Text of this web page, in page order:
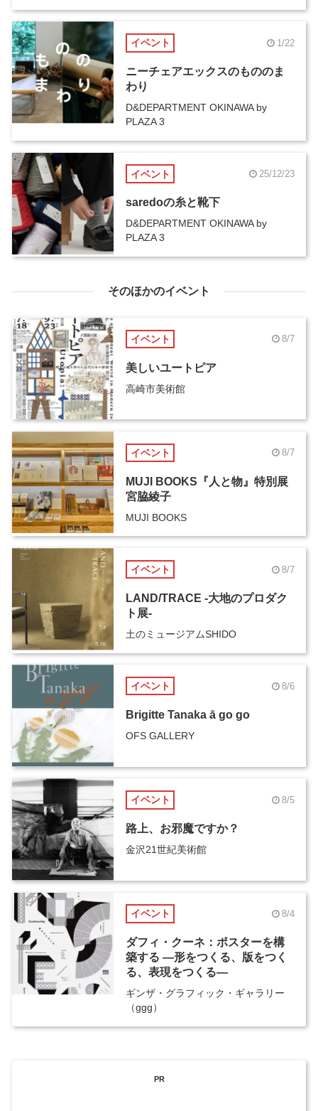
イベント 1/22
ニーチェアエックスのもののま
わり
D&DEPARTMENT OKINAWA by
PLAZA 3
イベント 25/12/23
saredoの糸と靴下
D&DEPARTMENT OKINAWA by
PLAZA 3
そのほかのイベント
イベント 8/7
美しいユートピア
高崎市美術館
イベント 8/7
MUJI BOOKS『人と物』特別展
宮脇綾子
MUJI BOOKS
イベント 8/7
LAND/TRACE -大地のプロダク
ト展-
土のミュージアムSHIDO
イベント 8/6
Brigitte Tanaka ā go go
OFS GALLERY
イベント 8/5
路上、お邪魔ですか？
金沢21世紀美術館
イベント 8/4
ダフィ・クーネ：ポスターを構
築する ―形をつくる、版をつく
る、表現をつくる―
ギンザ・グラフィック・ギャラリー
（ggg）
PR